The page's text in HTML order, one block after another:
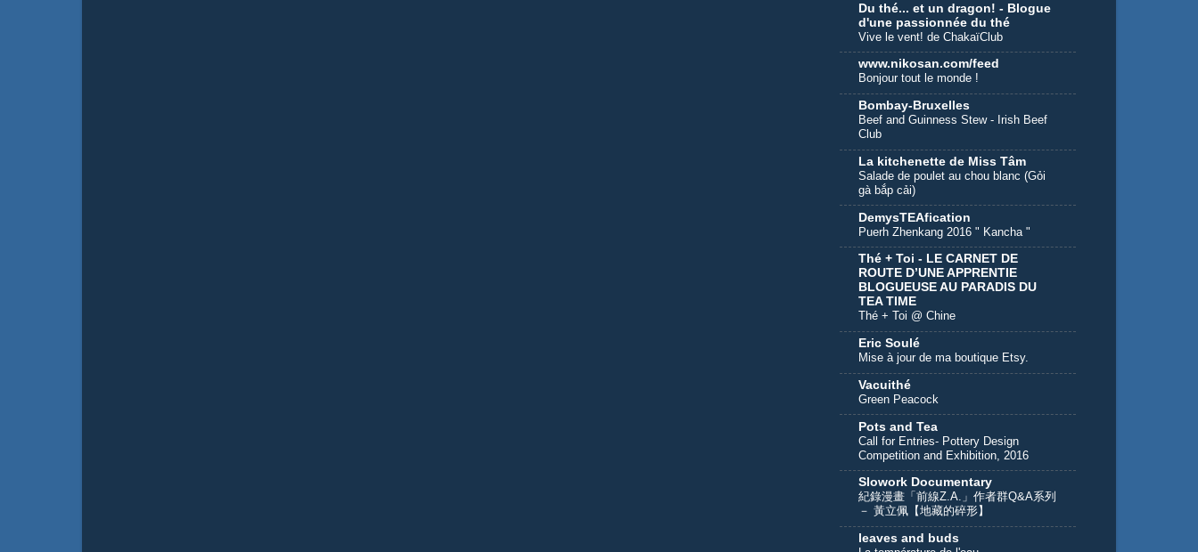
Du thé... et un dragon! - Blogue
d'une passionnée du thé
Vive le vent! de ChakaïClub
www.nikosan.com/feed
Bonjour tout le monde !
Bombay-Bruxelles
Beef and Guinness Stew - Irish Beef
Club
La kitchenette de Miss Tâm
Salade de poulet au chou blanc (Gỏi
gà bắp cải)
DemysTEAfication
Puerh Zhenkang 2016 " Kancha "
Thé + Toi - LE CARNET DE
ROUTE D’UNE APPRENTIE
BLOGUEUSE AU PARADIS DU
TEA TIME
Thé + Toi @ Chine
Eric Soulé
Mise à jour de ma boutique Etsy.
Vacuithé
Green Peacock
Pots and Tea
Call for Entries- Pottery Design
Competition and Exhibition, 2016
Slowork Documentary
紀錄漫畫「前線Z.A.」作者群Q&A系列
－ 黃立佩【地藏的碎形】
leaves and buds